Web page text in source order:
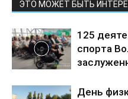
ЭТО МОЖЕТ БЫТЬ
125
спорта
День